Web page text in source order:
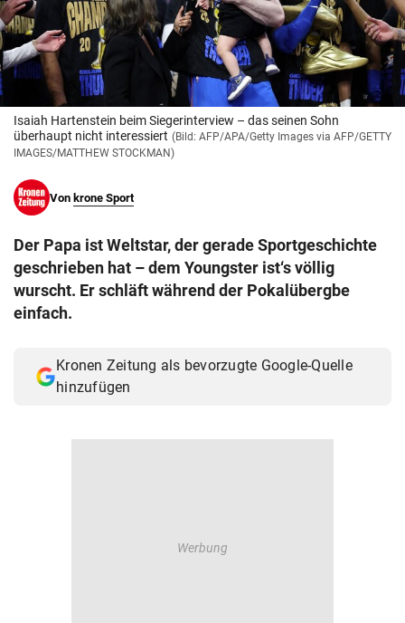
© Krone Multimedia GmbH & Co KG 2026
Muthgasse 2, 1190 Wien
Isaiah Hartenstein beim Siegerinterview – das seinen Sohn
überhaupt nicht interessiert (Bild: AFP/APA/Getty Images via AFP/GETTY
IMAGES/MATTHEW STOCKMAN)
Von krone Sport
Der Papa ist Weltstar, der gerade Sportgeschichte
geschrieben hat – dem Youngster ist‘s völlig
wurscht. Er schläft während der Pokalübergbe
einfach.
Kronen Zeitung als bevorzugte Google-Quelle
hinzufügen